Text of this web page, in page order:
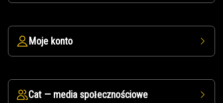
Moje konto
Cat — media społecznościowe